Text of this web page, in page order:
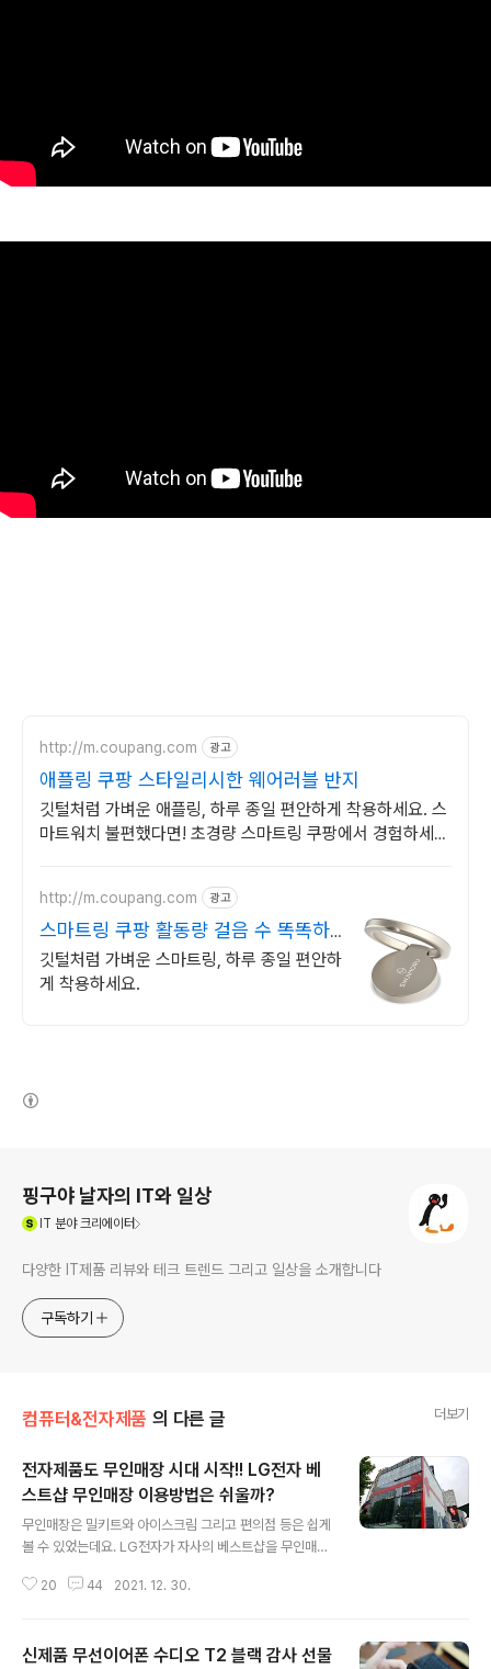
http://m.coupang.com 광고
애플링 쿠팡 스타일리시한 웨어러블 반지
깃털처럼 가벼운 애플링, 하루 종일 편안하게 착용하세요. 스
마트워치 불편했다면! 초경량 스마트링 쿠팡에서 경험하세
http://m.coupang.com 광고
스마트링 쿠팡 활동량 걸음 수 똑똑하
게
깃털처럼 가벼운 스마트링, 하루 종일 편안하
게 착용하세요.
핑구야 날자의 IT와 일상
IT 분야 크리에이터
다양한 IT제품 리뷰와 테크 트렌드 그리고 일상을 소개합니다
구독하기
컴퓨터&전자제품 의 다른 글 더보기
전자제품도 무인매장 시대 시작!! LG전자 베
스트샵 무인매장 이용방법은 쉬울까?
무인매장은 밀키트와 아이스크림 그리고 편의점 등은 쉽게
볼 수 있었는데요. LG전자가 자사의 베스트샵을 무인매장
서 19곳으로 확대한다는 소식입니다. 물론 구매를 결정한
매장이 더 많이 있기 때문에 아직은 크게 불편하지 않을 것
20 44 2021. 12. 30.
신제품 무선이어폰 수디오 T2 블랙 감사 선물